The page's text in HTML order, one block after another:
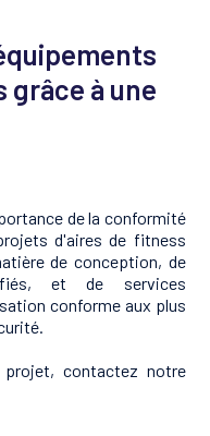
à une
de la conformité
d'aires de fitness
de conception, de
et de services
conforme aux plus
contactez notre